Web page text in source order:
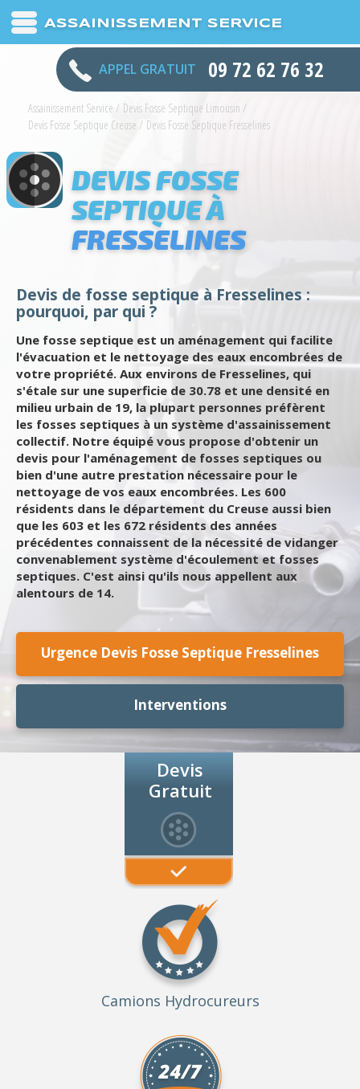
ASSAINISSEMENT SERVICE
APPEL GRATUIT 09 72 62 76 32
Assainissement Service / Devis Fosse Septique Limousin /
Devis Fosse Septique Creuse / Devis Fosse Septique Fresselines
DEVIS FOSSE
SEPTIQUE À
FRESSELINES
Devis de fosse septique à Fresselines :
pourquoi, par qui ?
Une fosse septique est un aménagement qui facilite
l'évacuation et le nettoyage des eaux encombrées de
votre propriété. Aux environs de Fresselines, qui
s'étale sur une superficie de 30.78 et une densité en
milieu urbain de 19, la plupart personnes préfèrent
les fosses septiques à un système d'assainissement
collectif. Notre équipé vous propose d'obtenir un
devis pour l'aménagement de fosses septiques ou
bien d'une autre prestation nécessaire pour le
nettoyage de vos eaux encombrées. Les 600
résidents dans le département du Creuse aussi bien
que les 603 et les 672 résidents des années
précédentes connaissent de la nécessité de vidanger
convenablement système d'écoulement et fosses
septiques. C'est ainsi qu'ils nous appellent aux
alentours de 14.
Urgence Devis Fosse Septique Fresselines
Interventions
Devis
Gratuit
Camions Hydrocureurs